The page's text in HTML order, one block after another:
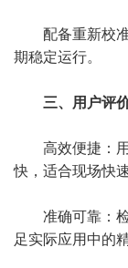
配备重新校准
期稳定运行。
三、用户评
高效便捷：用
快，适合现场快
准确可靠：检
足实际应用中的